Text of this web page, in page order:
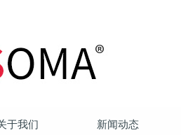
于我们 新闻动态